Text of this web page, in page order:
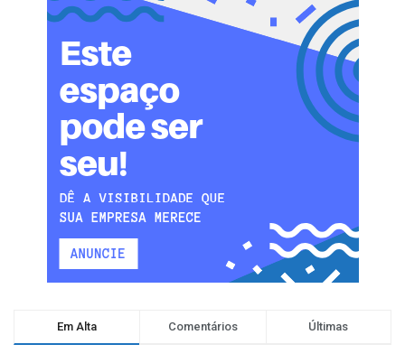
Em Alta Comentários Últimas